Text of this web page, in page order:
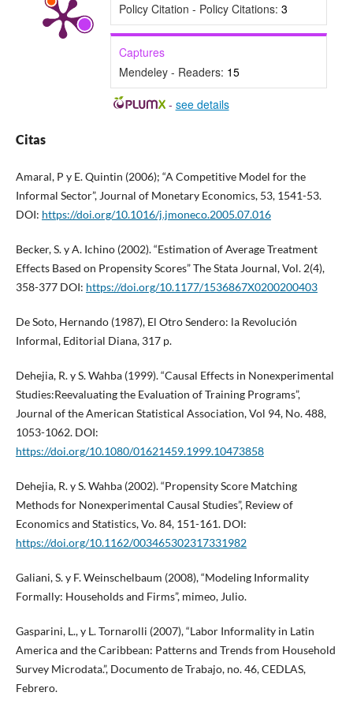
Policy Citation - Policy Citations: 3
Captures
Mendeley - Readers: 15
- see details
Citas
Amaral, P y E. Quintin (2006); “A Competitive Model for the
Informal Sector”, Journal of Monetary Economics, 53, 1541-53.
DOI: https://doi.org/10.1016/j.jmoneco.2005.07.016
Becker, S. y A. Ichino (2002). “Estimation of Average Treatment
Effects Based on Propensity Scores” The Stata Journal, Vol. 2(4),
358-377 DOI: https://doi.org/10.1177/1536867X0200200403
De Soto, Hernando (1987), El Otro Sendero: la Revolución
Informal, Editorial Diana, 317 p.
Dehejia, R. y S. Wahba (1999). “Causal Effects in Nonexperimental
Studies:Reevaluating the Evaluation of Training Programs”,
Journal of the American Statistical Association, Vol 94, No. 488,
1053-1062. DOI:
https://doi.org/10.1080/01621459.1999.10473858
Dehejia, R. y S. Wahba (2002). “Propensity Score Matching
Methods for Nonexperimental Causal Studies”, Review of
Economics and Statistics, Vo. 84, 151-161. DOI:
https://doi.org/10.1162/003465302317331982
Galiani, S. y F. Weinschelbaum (2008), “Modeling Informality
Formally: Households and Firms”, mimeo, Julio.
Gasparini, L., y L. Tornarolli (2007), “Labor Informality in Latin
America and the Caribbean: Patterns and Trends from Household
Survey Microdata.”, Documento de Trabajo, no. 46, CEDLAS,
Febrero.